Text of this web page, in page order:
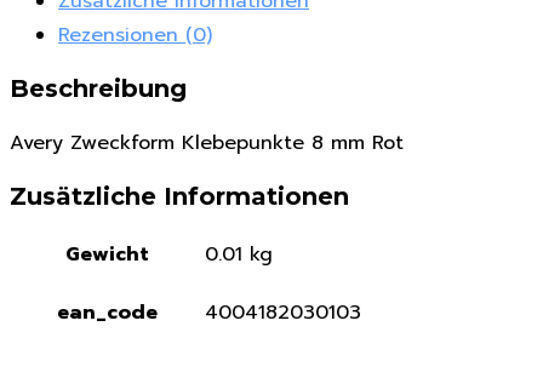
Rezensionen (0)
Beschreibung
Avery Zweckform Klebepunkte 8 mm Rot
Zusätzliche Informationen
Gewicht
0.01 kg
ean_code
4004182030103